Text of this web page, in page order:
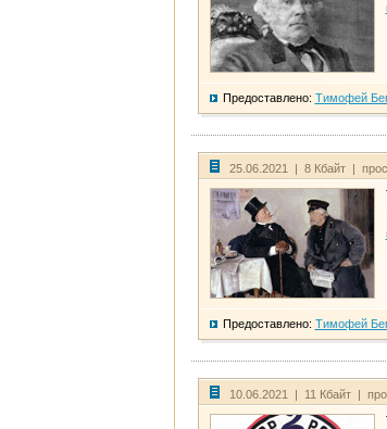
Предоставлено: Тимофей
25.06.2021 | 8 Кбайт |
Предоставлено: Тимофей
10.06.2021 | 11 Кбайт |